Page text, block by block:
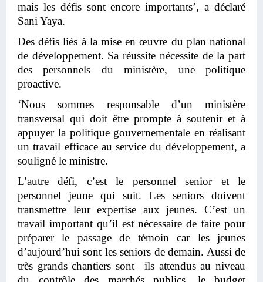
mais les défis sont encore importants’, a déclaré
Sani Yaya.
Des défis liés à la mise en œuvre du plan national
de développement. Sa réussite nécessite de la part
des personnels du ministère, une politique
proactive.
‘Nous sommes responsable d’un ministère
transversal qui doit être prompte à soutenir et à
appuyer la politique gouvernementale en réalisant
un travail efficace au service du développement, a
souligné le ministre.
L’autre défi, c’est le personnel senior et le
personnel jeune qui suit. Les seniors doivent
transmettre leur expertise aux jeunes. C’est un
travail important qu’il est nécessaire de faire pour
préparer le passage de témoin car les jeunes
d’aujourd’hui sont les seniors de demain. Aussi de
très grands chantiers sont –ils attendus au niveau